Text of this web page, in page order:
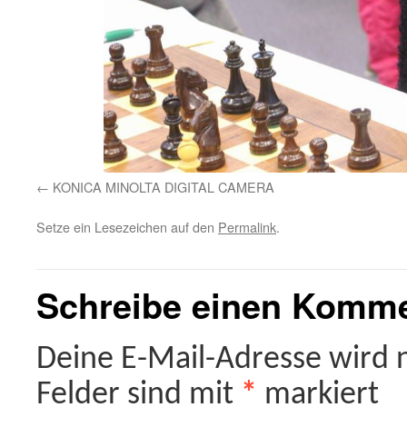
KONICA MINOLTA DIGITAL CAMERA
Setze ein Lesezeichen auf den Permalink.
Schreibe einen
Deine E-Mail-Adresse
Felder sind mit * markiert